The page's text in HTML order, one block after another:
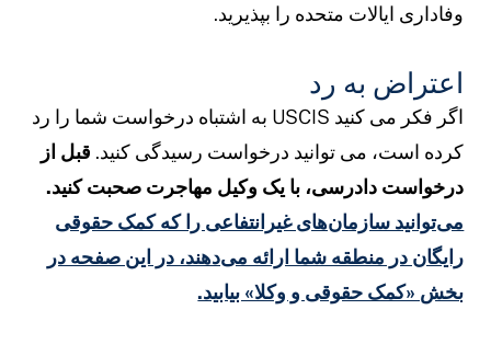
وفاداری ایالات متحده را بپذیرید.
اعتراض به رد
اگر فکر می کنید USCIS به اشتباه درخواست شما را رد
کرده است، می توانید درخواست رسیدگی کنید.قبل از
درخواست دادرسی، با یک وکیل مهاجرت صحبت کنید.
می‌توانید سازمان‌های غیرانتفاعی را که کمک حقوقی
رایگان در منطقه شما ارائه می‌دهند، در این صفحه در
بخش «کمک حقوقی و وکلا» بیابید.